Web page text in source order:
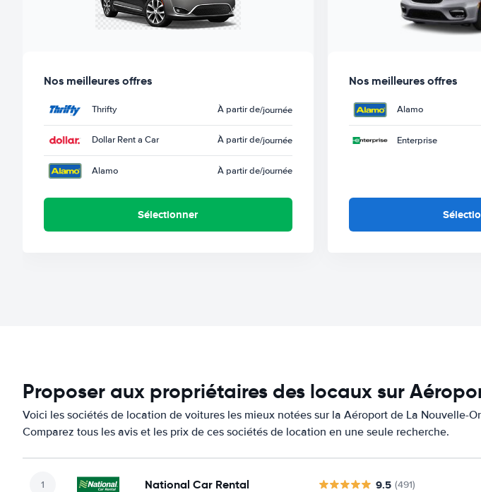
Nos meilleures offres
Thrifty À partir de/journée
Dollar Rent a Car À partir de/journée
Alamo À partir de/journée
Sélectionner
Nos meilleures offres
Alamo
Enterprise
Proposer aux propriétaires des locaux sur
Voici les sociétés de location de voitures les mieux notées sur la Aéroport de La Nouvelle-
Comparez tous les avis et les prix de ces sociétés de location en une seule recherche.
National Car Rental 9.5 (491)